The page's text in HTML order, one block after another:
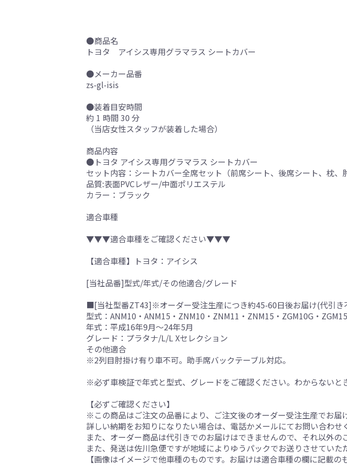
●商品名
トヨタ アイシス専用グラマラス シートカバー
●メーカー品番
zs-gl-isis
●装着目安時間
約 1 時間 30 分
（当店女性スタッフが装着した場合）
商品内容
●トヨタ アイシス専用グラマラス シートカバー
セット内容：シートカバー全席セット（前席シート、後席シート、枕、
品質:表面PVCレザー/中面ポリエステル
カラー：ブラック
適合車種
▼▼▼適合車種をご確認ください▼▼▼
【適合車種】トヨタ：アイシス
[当社品番]型式/年式/その他適合/グレード
■[当社型番ZT43]※オーダー受注生産につき約45-60日後お届け(代引き
型式：ANM10・ANM15・ZNM10・ZNM11・ZNM15・ZGM10G・
年式：平成16年9月～24年5月
グレード：プラタナ/L/L Xセレクション
その他適合
※2列目肘掛け有り車不可。助手席バックテーブル対応。
※必ず車検証で年式と型式、グレードをご確認ください。わからないと
【必ずご確認ください】
※この商品はご注文の品番により、ご注文後のオーダー受注生産でお届
詳しい納期をお知りになりたい場合は、電話かメールにてお問い合わせ
また、オーダー商品は代引きでのお届けはできませんので、それ以外
また、発送は佐川急便ですが地域によりゆうパックでお送りさせていた
【画像はイメージで他車種のものです。お届けは適合車種の欄に記載の